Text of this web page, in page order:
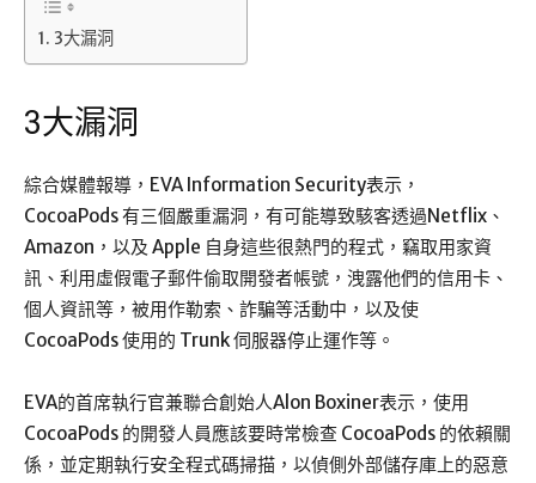
3大漏洞
3大漏洞
綜合媒體報導，EVA Information Security表示，
CocoaPods 有三個嚴重漏洞，有可能導致駭客透過Netflix、
Amazon，以及 Apple 自身這些很熱門的程式，竊取用家資
訊、利用虛假電子郵件偷取開發者帳號，洩露他們的信用卡、
個人資訊等，被用作勒索、詐騙等活動中，以及使
CocoaPods 使用的 Trunk 伺服器停止運作等。
EVA的首席執行官兼聯合創始人Alon Boxiner表示，使用
CocoaPods 的開發人員應該要時常檢查 CocoaPods 的依賴關
係，並定期執行安全程式碼掃描，以偵側外部儲存庫上的惡意